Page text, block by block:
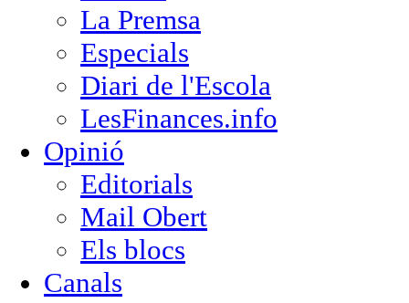
La Premsa
Especials
Diari de l'Escola
LesFinances.info
Opinió
Editorials
Mail Obert
Els blocs
Canals